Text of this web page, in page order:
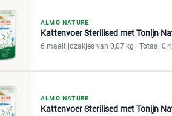
ALMO NATURE
Kattenvoer Sterilised met Tonijn
6 maaltijdzakjes van 0,07 kg · Totaal
ALMO NATURE
Kattenvoer Sterilised met Tonijn